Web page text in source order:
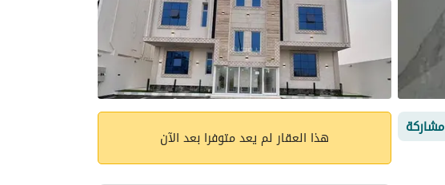
مشاركة هذا العقار لم يعد متوفرا بعد الآن